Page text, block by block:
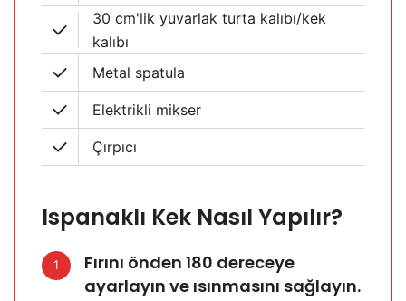
30 cm'lik yuvarlak turta kalıbı/kek
kalıbı
Metal spatula
Elektrikli mikser
Çırpıcı
Ispanaklı Kek Nasıl Yapılır?
1
Fırını önden 180 dereceye
ayarlayın ve ısınmasını sağlayın.